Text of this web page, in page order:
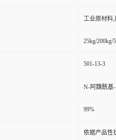
工业原材料
25kg/200kg/
501-13-3
N-阿魏酰基
99%
依据产品性